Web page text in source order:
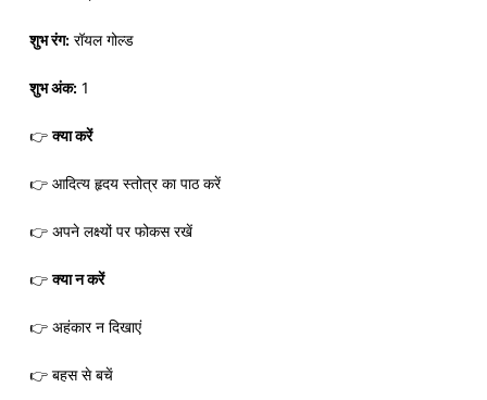
शुभ रंग: रॉयल गोल्ड
शुभ अंक: 1
👉क्या करें
👉 आदित्य हृदय स्तोत्र का पाठ करें
👉 अपने लक्ष्यों पर फोकस रखें
👉क्या न करें
👉 अहंकार न दिखाएं
👉 बहस से बचें